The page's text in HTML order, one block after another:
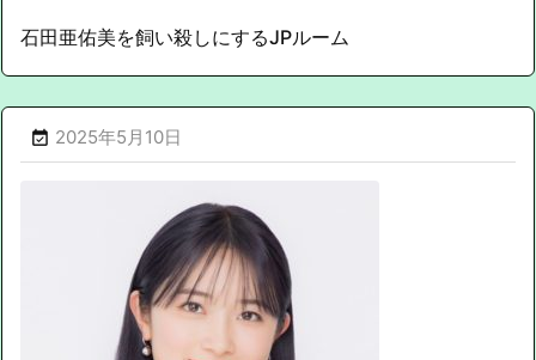
石田亜佑美を飼い殺しにするJPルーム
 2025年5月10日